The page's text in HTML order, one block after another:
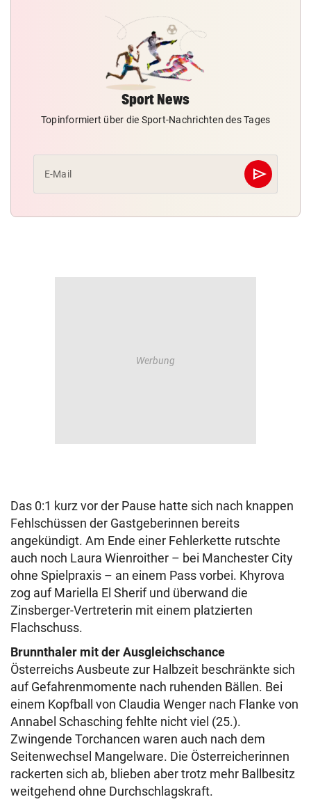
Sport News
Topinformiert über die Sport-Nachrichten des Tages
E-Mail send
Abschicken
Das 0:1 kurz vor der Pause hatte sich nach knappen
Fehlschüssen der Gastgeberinnen bereits
angekündigt. Am Ende einer Fehlerkette rutschte
auch noch Laura Wienroither – bei Manchester City
ohne Spielpraxis – an einem Pass vorbei. Khyrova
zog auf Mariella El Sherif und überwand die
Zinsberger-Vertreterin mit einem platzierten
Flachschuss.
Brunnthaler mit der Ausgleichschance
Österreichs Ausbeute zur Halbzeit beschränkte sich
auf Gefahrenmomente nach ruhenden Bällen. Bei
einem Kopfball von Claudia Wenger nach Flanke von
Annabel Schasching fehlte nicht viel (25.).
Zwingende Torchancen waren auch nach dem
Seitenwechsel Mangelware. Die Österreicherinnen
rackerten sich ab, blieben aber trotz mehr Ballbesitz
weitgehend ohne Durchschlagskraft.